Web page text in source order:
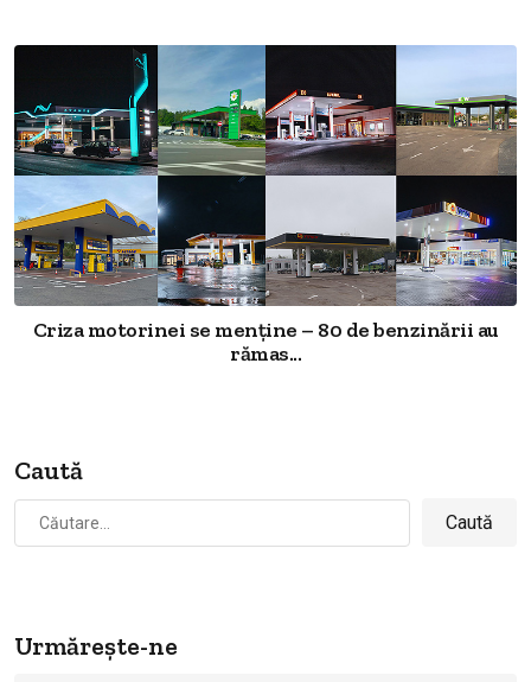
Criza motorinei se menține – 80 de benzinării au
rămas...
Caută
Caută
după:
Urmărește-ne